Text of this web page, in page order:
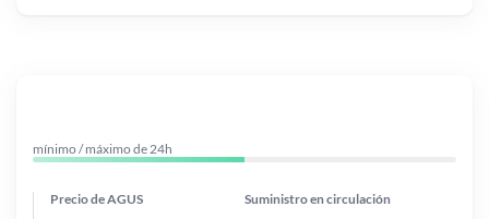
mínimo / máximo de 24h
Precio de AGUS Suministro en circulación